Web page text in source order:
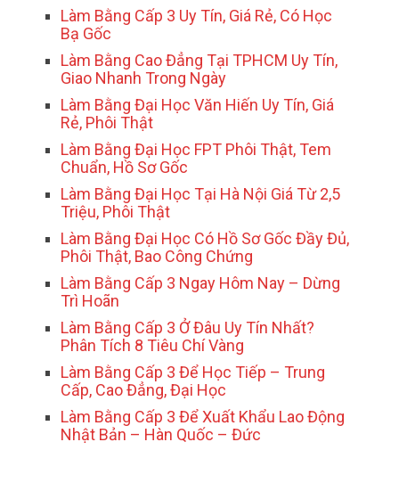
Làm Bằng Cấp 3 Uy Tín, Giá Rẻ, Có Học
Bạ Gốc
Làm Bằng Cao Đẳng Tại TPHCM Uy Tín,
Giao Nhanh Trong Ngày
Làm Bằng Đại Học Văn Hiến Uy Tín, Giá
Rẻ, Phôi Thật
Làm Bằng Đại Học FPT Phôi Thật, Tem
Chuẩn, Hồ Sơ Gốc
Làm Bằng Đại Học Tại Hà Nội Giá Từ 2,5
Triệu, Phôi Thật
Làm Bằng Đại Học Có Hồ Sơ Gốc Đầy Đủ,
Phôi Thật, Bao Công Chứng
Làm Bằng Cấp 3 Ngay Hôm Nay – Dừng
Trì Hoãn
Làm Bằng Cấp 3 Ở Đâu Uy Tín Nhất?
Phân Tích 8 Tiêu Chí Vàng
Làm Bằng Cấp 3 Để Học Tiếp – Trung
Cấp, Cao Đẳng, Đại Học
Làm Bằng Cấp 3 Để Xuất Khẩu Lao Động
Nhật Bản – Hàn Quốc – Đức